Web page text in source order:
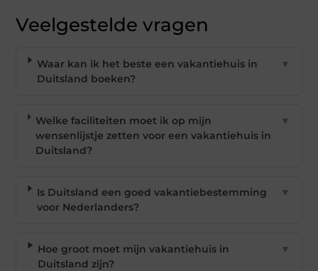
Veelgestelde vragen
Waar kan ik het beste een vakantiehuis in
Duitsland boeken?
▼
Welke faciliteiten moet ik op mijn
wensenlijstje zetten voor een vakantiehuis in
Duitsland?
▼
Is Duitsland een goed vakantiebestemming
voor Nederlanders?
▼
Hoe groot moet mijn vakantiehuis in
Duitsland zijn?
▼